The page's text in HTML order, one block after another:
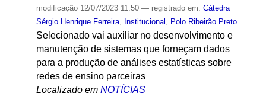
modificação12/07/2023 11:50 — registrado em: Cátedra
Sérgio Henrique Ferreira, Institucional , Polo Ribeirão Preto
Selecionado vai auxiliar no desenvolvimento e
manutenção de sistemas que forneçam dados
para a produção de análises estatísticas sobre
redes de ensino parceiras
Localizado em NOTÍCIAS